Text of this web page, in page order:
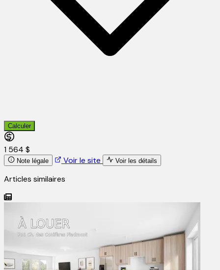
Calculer
1 564 $
Note légale Voir le site Voir les détails
Articles similaires